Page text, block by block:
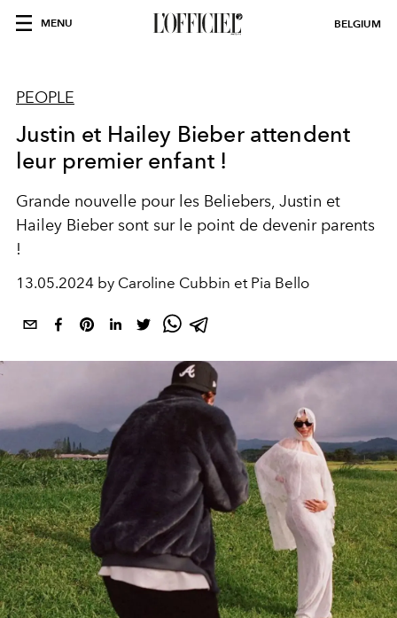
MENU BELGIUM
PEOPLE
Justin et Hailey Bieber attendent
leur premier enfant !
Grande nouvelle pour les Beliebers, Justin et
Hailey Bieber sont sur le point de devenir parents
!
13.05.2024 by Caroline Cubbin et Pia Bello